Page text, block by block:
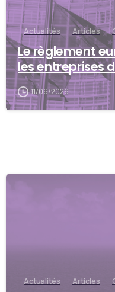
Actualités Articles
Le règlement
les entreprises
11/06/2026
Actualités Articles